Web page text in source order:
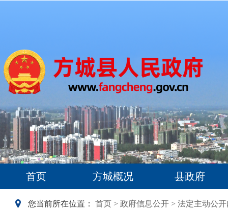
首页 方城概况 县政府
您当前所在位置： 首页 > 政府信息公开 > 法定主动公